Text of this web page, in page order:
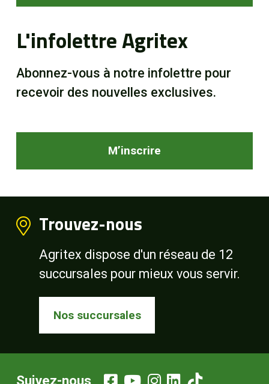
L'infolettre Agritex
Abonnez-vous à notre infolettre pour
recevoir des nouvelles exclusives.
M’inscrire
Trouvez-nous
Agritex dispose d'un réseau de 12
succursales pour mieux vous servir.
Nos succursales